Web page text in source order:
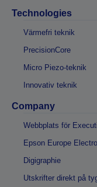
Technologies
Värmefri teknik
PrecisionCore
Micro Piezo-teknik
Innovativ teknik
Company
Webbplats för
Epson Europe
Digigraphie
Utskrifter direkt på